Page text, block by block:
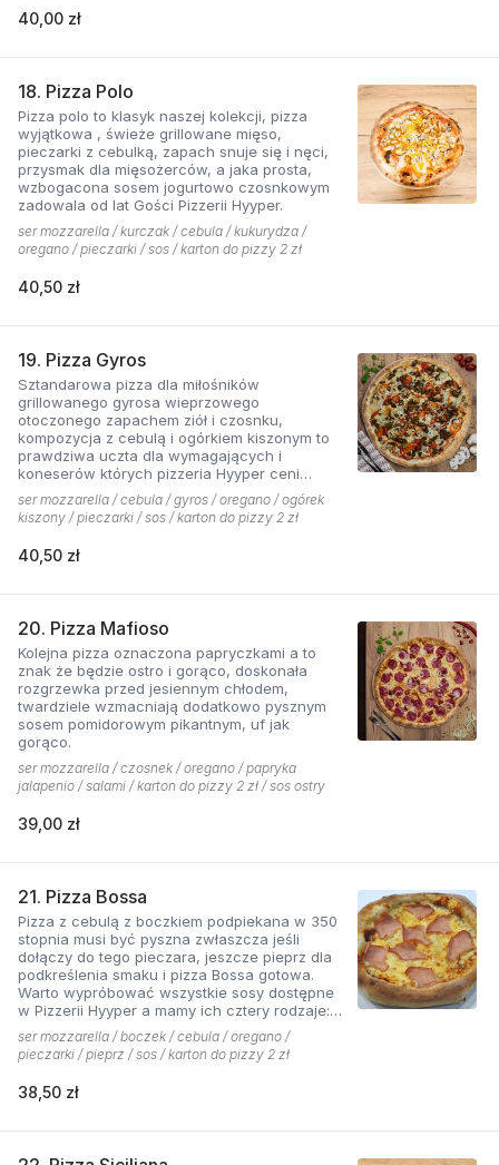
wyjątkowo greckiego charakteru. Jest to pizza
nie boją się poznawać nowych połączeń.
40,00 zł
18. Pizza Polo
Pizza polo to klasyk naszej kolekcji, pizza
wyjątkowa , świeże grillowane mięso,
pieczarki z cebulką, zapach snuje się i nęci,
przysmak dla mięsożerców, a jaka prosta,
wzbogacona sosem jogurtowo czosnkowym
zadowala od lat Gości Pizzerii Hyyper.
ser mozzarella / kurczak / cebula / kukurydza /
oregano / pieczarki / sos / karton do pizzy 2 zł
40,50 zł
19. Pizza Gyros
Sztandarowa pizza dla miłośników
grillowanego gyrosa wieprzowego
otoczonego zapachem ziół i czosnku,
kompozycja z cebulą i ogórkiem kiszonym to
prawdziwa uczta dla wymagających i
koneserów których pizzeria Hyyper ceni
najbardziej. . Chodzą słuchy, że gyros Hyyper
jest najlepszy w mieście
ser mozzarella / cebula / gyros / oregano / ogórek
kiszony / pieczarki / sos / karton do pizzy 2 zł
40,50 zł
20. Pizza Mafioso
Kolejna pizza oznaczona papryczkami a to
znak że będzie ostro i gorąco, doskonała
rozgrzewka przed jesiennym chłodem,
twardziele wzmacniają dodatkowo pysznym
sosem pomidorowym pikantnym, uf jak
gorąco.
ser mozzarella / czosnek / oregano / papryka
jalapenio / salami / karton do pizzy 2 zł / sos ostry
39,00 zł
21. Pizza Bossa
Pizza z cebulą z boczkiem podpiekana w 350
stopnia musi być pyszna zwłaszcza jeśli
dołączy do tego pieczara, jeszcze pieprz dla
podkreślenia smaku i pizza Bossa gotowa.
Warto wypróbować wszystkie sosy dostępne
w Pizzerii Hyyper a mamy ich cztery rodzaje:
pomidorowy łagodny, pomidorowy pikantny,
jogurtowo-czosnkowy oraz sos słodko-
kwaśny , każdy niepowtarzalny w smaku.
ser mozzarella / boczek / cebula / oregano /
pieczarki / pieprz / sos / karton do pizzy 2 zł
38,50 zł